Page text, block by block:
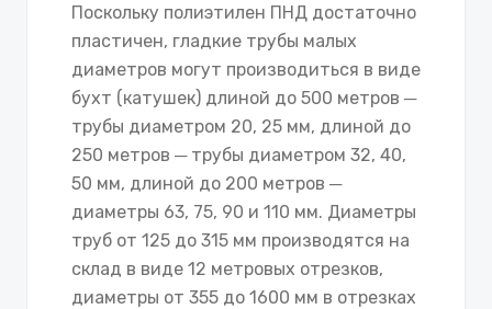
Поскольку полиэтилен ПНД достаточно
пластичен, гладкие трубы малых
диаметров могут производиться в виде
бухт (катушек) длиной до 500 метров ─
трубы диаметром 20, 25 мм, длиной до
250 метров ─ трубы диаметром 32, 40,
50 мм, длиной до 200 метров ─
диаметры 63, 75, 90 и 110 мм. Диаметры
труб от 125 до 315 мм производятся на
склад в виде 12 метровых отрезков,
диаметры от 355 до 1600 мм в отрезках